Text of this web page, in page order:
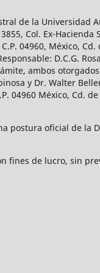
de la Universidad
Col. Ex-Hacienda
04960, México, Cd.
D.C.G.
ambos
y Dr. Walter
04960 México, Cd.
postura oficial de la
fines de lucro, sin